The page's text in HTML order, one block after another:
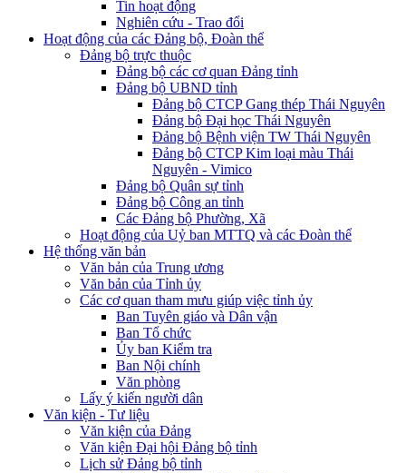
Tin hoạt động
Nghiên cứu - Trao đổi
Hoạt động của các Đảng bộ, Đoàn thể
Đảng bộ trực thuộc
Đảng bộ các cơ quan Đảng tỉnh
Đảng bộ UBND tỉnh
Đảng bộ CTCP Gang thép Thái Nguyên
Đảng bộ Đại học Thái Nguyên
Đảng bộ Bệnh viện TW Thái Nguyên
Đảng bộ CTCP Kim loại màu Thái
Nguyên - Vimico
Đảng bộ Quân sự tỉnh
Đảng bộ Công an tỉnh
Các Đảng bộ Phường, Xã
Hoạt động của Uỷ ban MTTQ và các Đoàn thể
Hệ thống văn bản
Văn bản của Trung ương
Văn bản của Tỉnh ủy
Các cơ quan tham mưu giúp việc tỉnh ủy
Ban Tuyên giáo và Dân vận
Ban Tổ chức
Ủy ban Kiểm tra
Ban Nội chính
Văn phòng
Lấy ý kiến người dân
Văn kiện - Tư liệu
Văn kiện của Đảng
Văn kiện Đại hội Đảng bộ tỉnh
Lịch sử Đảng bộ tỉnh